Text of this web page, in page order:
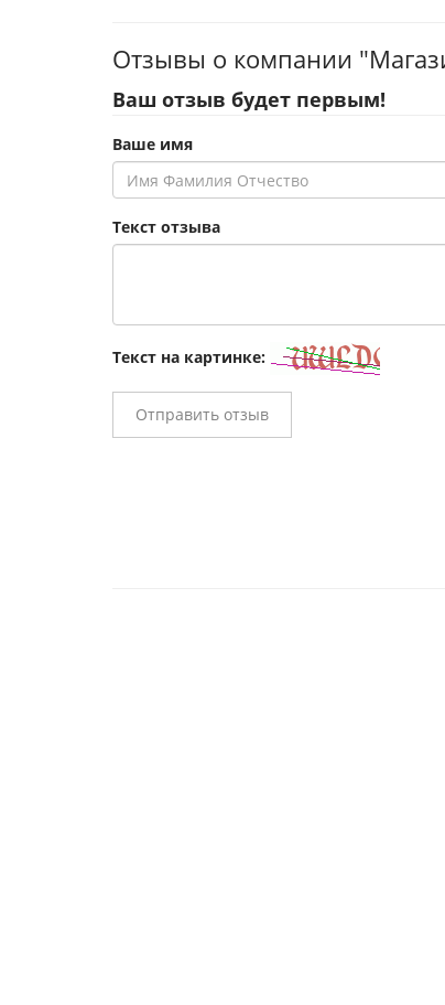
Отзывы о компании
Ваш отзыв будет первым!
Ваше имя
Текст отзыва
Текст на картинке:
Отправить отзыв